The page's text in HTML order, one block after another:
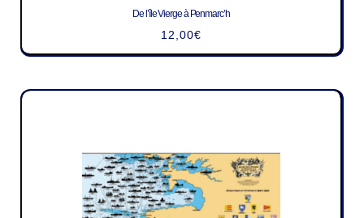
De l’île Vierge à Penmarc’h
12,00€